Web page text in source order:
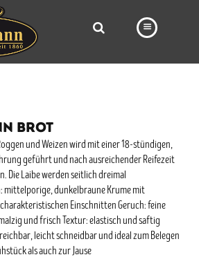
BÄCKEREI
BROTWAY
VORBESTELLUNG
NEWS
KARRIERE
BROT
und Weizen wird mit einer 18-stündigen,
geführt und nach ausreichender Reifezeit
Die Laibe werden seitlich dreimal
mittelporige, dunkelbraune Krume mit
Einschnitten Geruch: feine
und frisch Textur: elastisch und saftig
leicht schneidbar und ideal zum Belegen
als auch zur Jause